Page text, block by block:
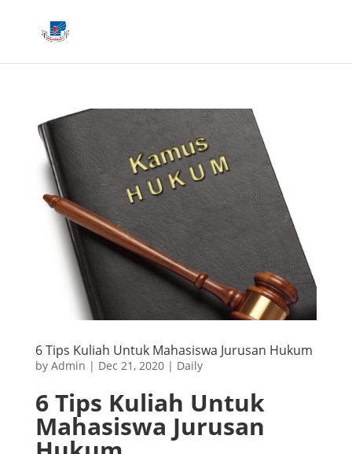
6 Tips Kuliah Untuk Mahasiswa Jurusan Hukum
by Admin | Dec 21, 2020| Daily
6 Tips Kuliah Untuk
Mahasiswa Jurusan